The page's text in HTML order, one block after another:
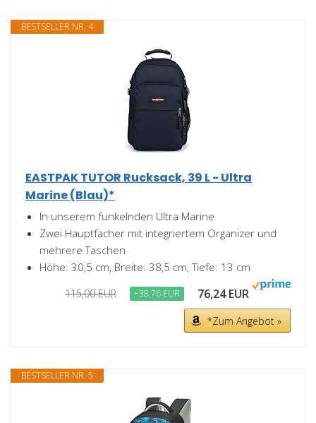
BESTSELLER NR. 4
EASTPAK TUTOR Rucksack, 39 L - Ultra
Marine (Blau)*
In unserem funkelnden Ultra Marine
Zwei Hauptfächer mit integriertem Organizer und
mehrere Taschen
Höhe: 30,5 cm, Breite: 38,5 cm, Tiefe: 13 cm
115,00 EUR −38,76 EUR 76,24 EUR
*Zum Angebot »
BESTSELLER NR. 5